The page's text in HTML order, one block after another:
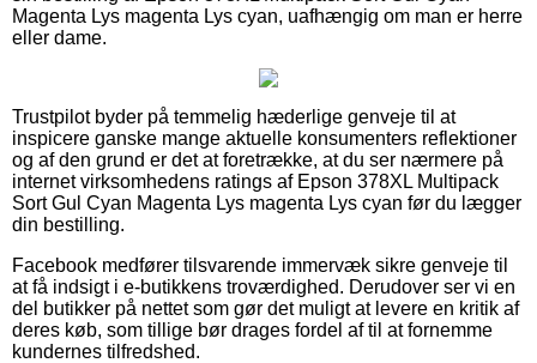
Magenta Lys magenta Lys cyan, uafhængig om man er herre
eller dame.
Trustpilot byder på temmelig hæderlige genveje til at
inspicere ganske mange aktuelle konsumenters reflektioner
og af den grund er det at foretrække, at du ser nærmere på
internet virksomhedens ratings af Epson 378XL Multipack
Sort Gul Cyan Magenta Lys magenta Lys cyan før du lægger
din bestilling.
Facebook medfører tilsvarende immervæk sikre genveje til
at få indsigt i e-butikkens troværdighed. Derudover ser vi en
del butikker på nettet som gør det muligt at levere en kritik af
deres køb, som tillige bør drages fordel af til at fornemme
kundernes tilfredshed.